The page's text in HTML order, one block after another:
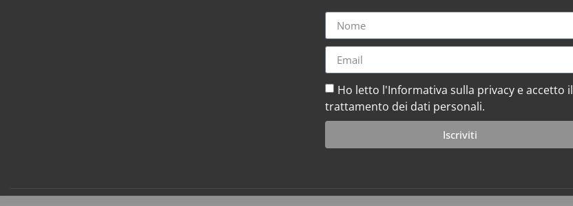
Ho letto l'Informativa sulla privacy e accetto il
trattamento dei dati personali.
Iscriviti